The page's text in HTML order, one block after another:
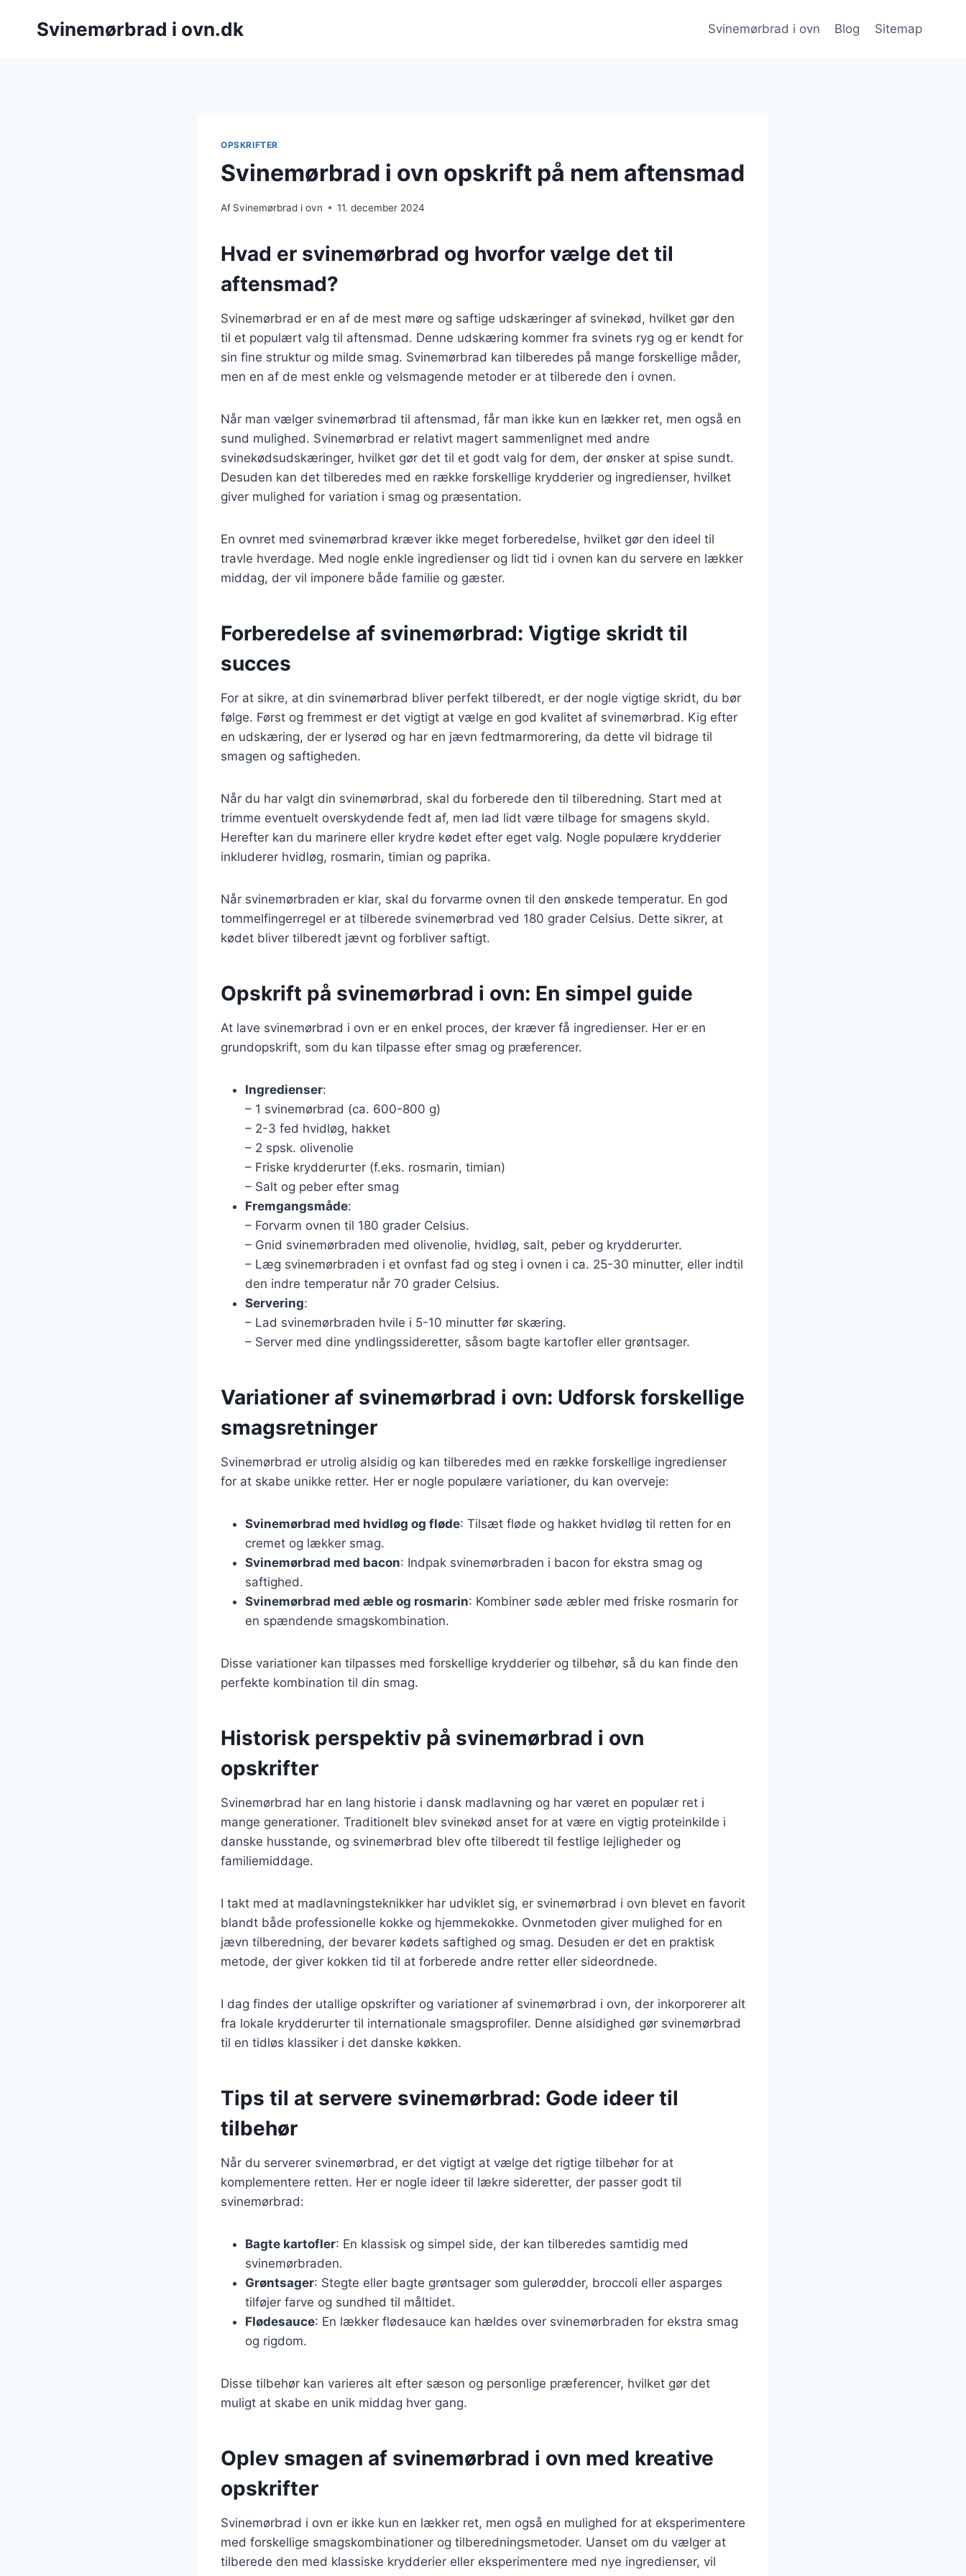
Svinemørbrad i ovn.dk Svinemørbrad i ovn Blog Sitemap
OPSKRIFTER
Svinemørbrad i ovn opskrift på nem aftensmad
Af Svinemørbrad i ovn 11. december 2024
Hvad er svinemørbrad og hvorfor vælge det til
aftensmad?
Svinemørbrad er en af de mest møre og saftige udskæringer af svinekød, hvilket gør den
til et populært valg til aftensmad. Denne udskæring kommer fra svinets ryg og er kendt for
sin fine struktur og milde smag. Svinemørbrad kan tilberedes på mange forskellige måder,
men en af de mest enkle og velsmagende metoder er at tilberede den i ovnen.
Når man vælger svinemørbrad til aftensmad, får man ikke kun en lækker ret, men også en
sund mulighed. Svinemørbrad er relativt magert sammenlignet med andre
svinekødsudskæringer, hvilket gør det til et godt valg for dem, der ønsker at spise sundt.
Desuden kan det tilberedes med en række forskellige krydderier og ingredienser, hvilket
giver mulighed for variation i smag og præsentation.
En ovnret med svinemørbrad kræver ikke meget forberedelse, hvilket gør den ideel til
travle hverdage. Med nogle enkle ingredienser og lidt tid i ovnen kan du servere en lækker
middag, der vil imponere både familie og gæster.
Forberedelse af svinemørbrad: Vigtige skridt til
succes
For at sikre, at din svinemørbrad bliver perfekt tilberedt, er der nogle vigtige skridt, du bør
følge. Først og fremmest er det vigtigt at vælge en god kvalitet af svinemørbrad. Kig efter
en udskæring, der er lyserød og har en jævn fedtmarmorering, da dette vil bidrage til
smagen og saftigheden.
Når du har valgt din svinemørbrad, skal du forberede den til tilberedning. Start med at
trimme eventuelt overskydende fedt af, men lad lidt være tilbage for smagens skyld.
Herefter kan du marinere eller krydre kødet efter eget valg. Nogle populære krydderier
inkluderer hvidløg, rosmarin, timian og paprika.
Når svinemørbraden er klar, skal du forvarme ovnen til den ønskede temperatur. En god
tommelfingerregel er at tilberede svinemørbrad ved 180 grader Celsius. Dette sikrer, at
kødet bliver tilberedt jævnt og forbliver saftigt.
Opskrift på svinemørbrad i ovn: En simpel guide
At lave svinemørbrad i ovn er en enkel proces, der kræver få ingredienser. Her er en
grundopskrift, som du kan tilpasse efter smag og præferencer.
Ingredienser:
– 1 svinemørbrad (ca. 600-800 g)
– 2-3 fed hvidløg, hakket
– 2 spsk. olivenolie
– Friske krydderurter (f.eks. rosmarin, timian)
– Salt og peber efter smag
Fremgangsmåde:
– Forvarm ovnen til 180 grader Celsius.
– Gnid svinemørbraden med olivenolie, hvidløg, salt, peber og krydderurter.
– Læg svinemørbraden i et ovnfast fad og steg i ovnen i ca. 25-30 minutter, eller indtil
den indre temperatur når 70 grader Celsius.
Servering:
– Lad svinemørbraden hvile i 5-10 minutter før skæring.
– Server med dine yndlingssideretter, såsom bagte kartofler eller grøntsager.
Variationer af svinemørbrad i ovn: Udforsk forskellige
smagsretninger
Svinemørbrad er utrolig alsidig og kan tilberedes med en række forskellige ingredienser
for at skabe unikke retter. Her er nogle populære variationer, du kan overveje:
Svinemørbrad med hvidløg og fløde: Tilsæt fløde og hakket hvidløg til retten for en
cremet og lækker smag.
Svinemørbrad med bacon: Indpak svinemørbraden i bacon for ekstra smag og
saftighed.
Svinemørbrad med æble og rosmarin: Kombiner søde æbler med friske rosmarin for
en spændende smagskombination.
Disse variationer kan tilpasses med forskellige krydderier og tilbehør, så du kan finde den
perfekte kombination til din smag.
Historisk perspektiv på svinemørbrad i ovn
opskrifter
Svinemørbrad har en lang historie i dansk madlavning og har været en populær ret i
mange generationer. Traditionelt blev svinekød anset for at være en vigtig proteinkilde i
danske husstande, og svinemørbrad blev ofte tilberedt til festlige lejligheder og
familiemiddage.
I takt med at madlavningsteknikker har udviklet sig, er svinemørbrad i ovn blevet en favorit
blandt både professionelle kokke og hjemmekokke. Ovnmetoden giver mulighed for en
jævn tilberedning, der bevarer kødets saftighed og smag. Desuden er det en praktisk
metode, der giver kokken tid til at forberede andre retter eller sideordnede.
I dag findes der utallige opskrifter og variationer af svinemørbrad i ovn, der inkorporerer alt
fra lokale krydderurter til internationale smagsprofiler. Denne alsidighed gør svinemørbrad
til en tidløs klassiker i det danske køkken.
Tips til at servere svinemørbrad: Gode ideer til
tilbehør
Når du serverer svinemørbrad, er det vigtigt at vælge det rigtige tilbehør for at
komplementere retten. Her er nogle ideer til lækre sideretter, der passer godt til
svinemørbrad:
Bagte kartofler: En klassisk og simpel side, der kan tilberedes samtidig med
svinemørbraden.
Grøntsager: Stegte eller bagte grøntsager som gulerødder, broccoli eller asparges
tilføjer farve og sundhed til måltidet.
Flødesauce: En lækker flødesauce kan hældes over svinemørbraden for ekstra smag
og rigdom.
Disse tilbehør kan varieres alt efter sæson og personlige præferencer, hvilket gør det
muligt at skabe en unik middag hver gang.
Oplev smagen af svinemørbrad i ovn med kreative
opskrifter
Svinemørbrad i ovn er ikke kun en lækker ret, men også en mulighed for at eksperimentere
med forskellige smagskombinationer og tilberedningsmetoder. Uanset om du vælger at
tilberede den med klassiske krydderier eller eksperimentere med nye ingredienser, vil